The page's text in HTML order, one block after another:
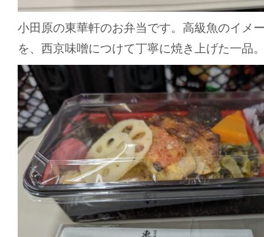
小田原の東華軒のお弁当です。高級魚のイメ
を、西京味噌につけて丁寧に焼き上げた一品